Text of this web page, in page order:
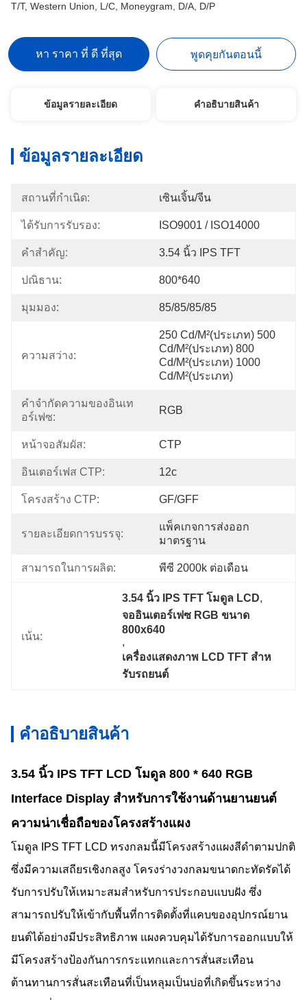
T/T, Western Union, L/C, Moneygram, D/A, D/P
หา ราคา ที่ ดี ที่สุด พูดคุยกันตอนนี้
ข้อมูลรายละเอียด คําอธิบายสินค้า
ข้อมูลรายละเอียด
สถานที่กำเนิด: เซินเจิ้น/จีน
ได้รับการรับรอง: ISO9001 / ISO14000
คำสำคัญ: 3.54 นิ้ว IPS TFT
ปณิธาน: 800*640
มุมมอง: 85/85/85/85
ความสว่าง:
250 Cd/m²(ประเภท) 500
Cd/m²(ประเภท) 800
Cd/m²(ประเภท) 1000
Cd/m²(ประเภท)
คำจำกัดความของอินเท
อร์เฟซ:
RGB
หน้าจอสัมผัส: CTP
อินเตอร์เฟส CTP: 12c
โครงสร้าง CTP: GF/GFF
รายละเอียดการบรรจุ:
แพ็คเกจการส่งออก
มาตรฐาน
สามารถในการผลิต: พีซี 2000k ต่อเดือน
เน้น:
3.54 นิ้ว IPS TFT โมดูล LCD,
จออินเตอร์เฟซ RGB ขนาด
800x640
,
เครื่องแสดงภาพ LCD TFT สําห
รับรถยนต์
คําอธิบายสินค้า
3.54 นิ้ว IPS TFT LCD โมดูล 800 * 640 RGB
Interface Display สำหรับการใช้งานด้านยานยนต์
ความน่าเชื่อถือของโครงสร้างแผง
โมดูล IPS TFT LCD ทรงกลมนี้มีโครงสร้างแผงสีดำตามปกติ
ซึ่งมีความเสถียรเชิงกลสูง โครงร่างวงกลมขนาดกะทัดรัดได้
รับการปรับให้เหมาะสมสำหรับการประกอบแบบฝัง ซึ่ง
สามารถปรับให้เข้ากับพื้นที่การติดตั้งที่แคบของอุปกรณ์ยาน
ยนต์ได้อย่างมีประสิทธิภาพ แผงควบคุมได้รับการออกแบบให้
มีโครงสร้างป้องกันการกระแทกและการสั่นสะเทือน
ต้านทานการสั่นสะเทือนที่เป็นหลุมเป็นบ่อที่เกิดขึ้นระหว่าง